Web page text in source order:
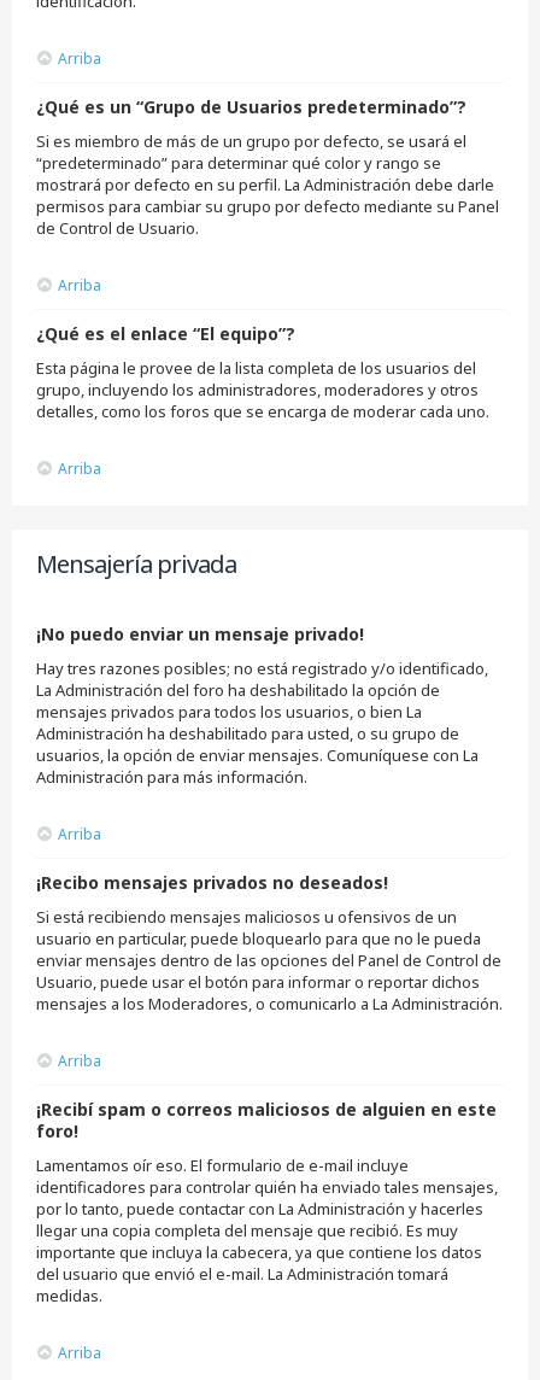
Arriba
¿Qué es un “Grupo de Usuarios predeterminado”?
Si es miembro de más de un grupo por defecto, se usará el
“predeterminado” para determinar qué color y rango se
mostrará por defecto en su perfil. La Administración debe darle
permisos para cambiar su grupo por defecto mediante su Panel
de Control de Usuario.
Arriba
¿Qué es el enlace “El equipo”?
Esta página le provee de la lista completa de los usuarios del
grupo, incluyendo los administradores, moderadores y otros
detalles, como los foros que se encarga de moderar cada uno.
Arriba
Mensajería privada
¡No puedo enviar un mensaje privado!
Hay tres razones posibles; no está registrado y/o identificado,
La Administración del foro ha deshabilitado la opción de
mensajes privados para todos los usuarios, o bien La
Administración ha deshabilitado para usted, o su grupo de
usuarios, la opción de enviar mensajes. Comuníquese con La
Administración para más información.
Arriba
¡Recibo mensajes privados no deseados!
Si está recibiendo mensajes maliciosos u ofensivos de un
usuario en particular, puede bloquearlo para que no le pueda
enviar mensajes dentro de las opciones del Panel de Control de
Usuario, puede usar el botón para informar o reportar dichos
mensajes a los Moderadores, o comunicarlo a La Administración.
Arriba
¡Recibí spam o correos maliciosos de alguien en este
foro!
Lamentamos oír eso. El formulario de e-mail incluye
identificadores para controlar quién ha enviado tales mensajes,
por lo tanto, puede contactar con La Administración y hacerles
llegar una copia completa del mensaje que recibió. Es muy
importante que incluya la cabecera, ya que contiene los datos
del usuario que envió el e-mail. La Administración tomará
medidas.
Arriba